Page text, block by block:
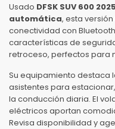
Usado DFSK SUV 600 2025
automática, esta versión
conectividad con
características de
retroceso, perfectos para
Su equipamiento destaca
asistentes para
la conducción diaria. El
eléctricos aportan
Revisa disponibilidad y